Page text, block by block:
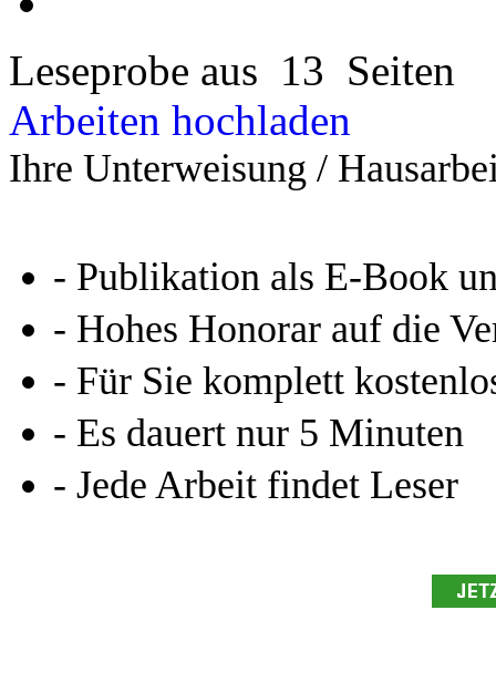
Leseprobe aus 13 Seiten
Arbeiten hochladen
Ihre Unterweisung /
- Publikation als E-Book
- Hohes Honorar auf die
- Für Sie komplett
- Es dauert nur 5 Minuten
- Jede Arbeit findet Leser